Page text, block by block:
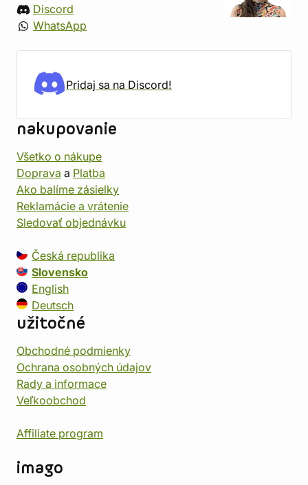
Discord
WhatsApp
Pridaj sa na Discord!
nakupovanie
Všetko o nákupe
Doprava a Platba
Ako balíme zásielky
Reklamácie a vrátenie
Sledovať objednávku
Česká republika
Slovensko
English
Deutsch
užitočné
Obchodné podmienky
Ochrana osobných údajov
Rady a informace
Veľkoobchod
Affiliate program
imago